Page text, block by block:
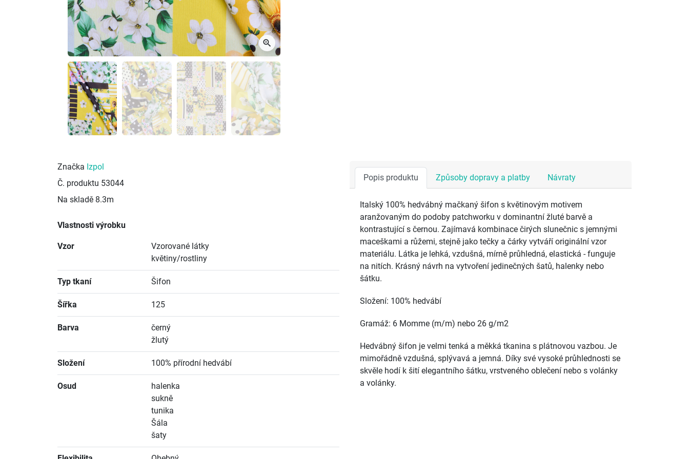
zoom_in
Značka Izpol
Č. produktu 53044
Na skladě 8.3m
Vlastnosti výrobku
Vzor
Vzorované látky
květiny/rostliny
Typ tkaní Šifon
Šířka 125
Barva
černý
žlutý
Složení 100% přírodní hedvábí
Osud
halenka
sukně
tunika
Šála
šaty
Popis produktu Způsoby dopravy a platby Návraty
Italský 100% hedvábný mačkaný šifon s květinovým motivem
aranžovaným do podoby patchworku v dominantní žluté barvě a
kontrastující s černou. Zajímavá kombinace čirých slunečnic s jemnými
maceškami a růžemi, stejně jako tečky a čárky vytváří originální vzor
materiálu. Látka je lehká, vzdušná, mírně průhledná, elastická - funguje
na nitích. Krásný návrh na vytvoření jedinečných šatů, halenky nebo
šátku.
Složení: 100% hedvábí
Gramáž: 6 Momme (m/m) nebo 26 g/m2
Hedvábný šifon je velmi tenká a měkká tkanina s plátnovou vazbou. Je
mimořádně vzdušná, splývavá a jemná. Díky své vysoké průhlednosti se
skvěle hodí k šití elegantního šátku, vrstveného oblečení nebo s volánky
a volánky.